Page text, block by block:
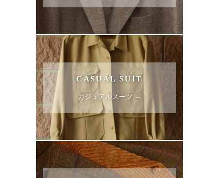
CASUAL SUIT
カジュアルスーツ →